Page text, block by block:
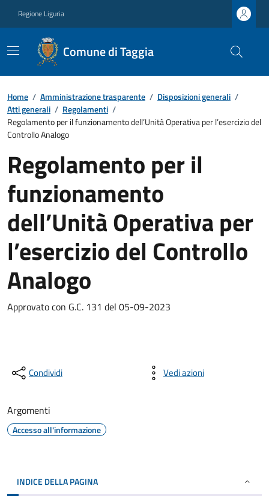
Regione Liguria
Comune di Taggia
Home / Amministrazione trasparente / Disposizioni generali /
Atti generali / Regolamenti /
Regolamento per il funzionamento dell’Unità Operativa per l’esercizio del
Controllo Analogo
Regolamento per il
funzionamento
dell’Unità Operativa per
l’esercizio del Controllo
Analogo
Approvato con G.C. 131 del 05-09-2023
Condividi Vedi azioni
Argomenti
Accesso all'informazione
INDICE DELLA PAGINA